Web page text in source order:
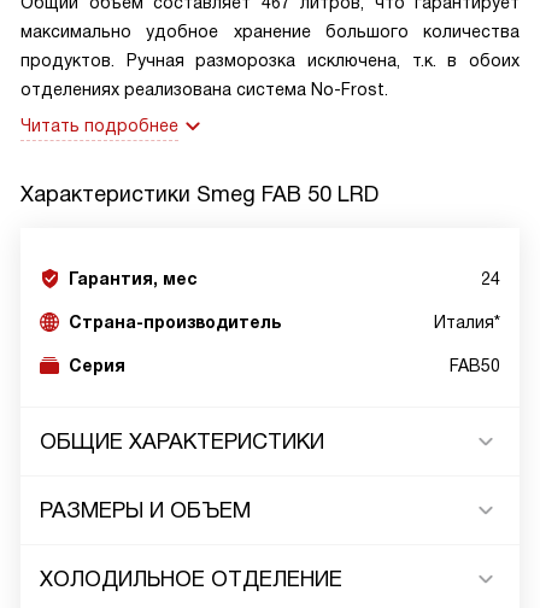
максимально удобное хранение большого количества
продуктов. Ручная разморозка исключена, т.к. в обоих
отделениях реализована система No-Frost.
Читать подробнее
Характеристики Smeg FAB 50 LRD
Гарантия, мес 24
Страна-производитель Италия*
Серия FAB50
ОБЩИЕ ХАРАКТЕРИСТИКИ
РАЗМЕРЫ И ОБЪЕМ
ХОЛОДИЛЬНОЕ ОТДЕЛЕНИЕ